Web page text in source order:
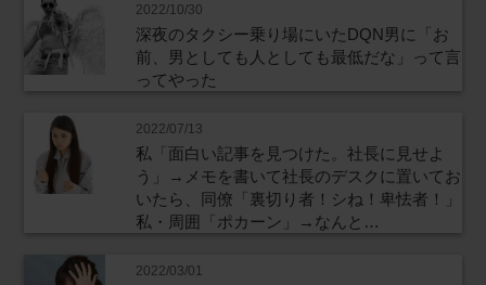
2022/10/30
深夜のタクシー乗り場にいたDQN男に「お
前、男としても人としても最低だな」って言
ってやった
2022/07/13
私「面白い記事を見つけた。社長に見せよ
う」→メモを書いて社長のデスクに置いてお
いたら、同僚「裏切り者！シね！卑怯者！」
私・周囲「ポカーン」→なんと…
2022/03/01